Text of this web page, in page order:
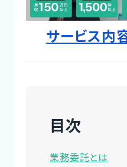
サービス内
目次
業務委託とは